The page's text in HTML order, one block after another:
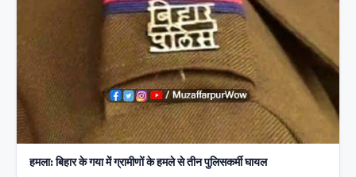
हमला: बिहार के गया में ग्रामीणों के हमले से तीन पुलिसकर्मी घायल